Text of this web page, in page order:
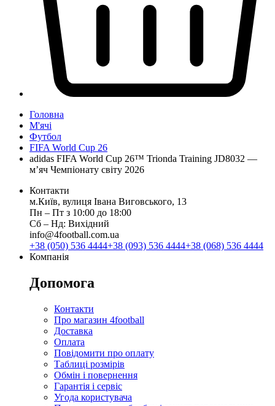
Головна
М'ячі
Футбол
FIFA World Cup 26
adidas FIFA World Cup 26™ Trionda Training JD8032 —
м’яч Чемпіонату світу 2026
Контакти
м.Київ, вулиця Івана Виговського, 13
Пн ‒ Пт з 10:00 до 18:00
Сб ‒ Нд: Вихідний
info@4football.com.ua
+38 (050) 536 4444+38 (093) 536 4444+38 (068) 536 4444
Компанія
Допомога
Контакти
Про магазин 4football
Доставка
Оплата
Повідомити про оплату
Таблиці розмірів
Обмін і повернення
Гарантія і сервіс
Угода користувача